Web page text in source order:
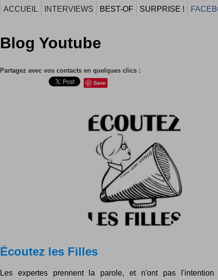
ACCUEIL INTERVIEWS BEST-OF SURPRISE !
Blog Youtube
Partagez avec vos contacts en quelques clics :
Save
Écoutez les Filles
Les expertes prennent la parole, et n'ont pas